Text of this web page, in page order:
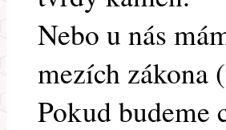
Nebo u nás
mezích zákona
Pokud budeme